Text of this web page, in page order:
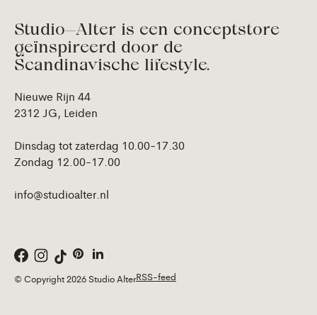
Studio—Alter is een conceptstore
geïnspireerd door de
Scandinavische lifestyle.
Nieuwe Rijn 44
2312 JG, Leiden
Dinsdag tot zaterdag 10.00-17.30
Zondag 12.00-17.00
info@studioalter.nl
© Copyright 2026 Studio AlterRSS-feed